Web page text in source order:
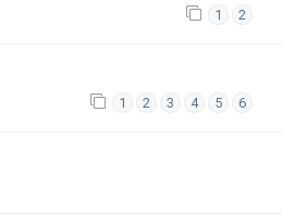
1 2
1 2 3 4 5 6